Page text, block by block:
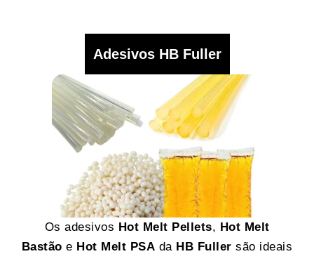
Adesivos HB Fuller
Os adesivos Hot Melt Pellets, Hot Melt
Bastão e Hot Melt PSA da HB Fuller são ideais